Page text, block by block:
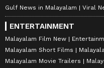
Gulf News in Malayalam
Viral
ENTERTAINMENT
Malayalam Film New
Malayalam Short Films
Malayalam Movie Trailers